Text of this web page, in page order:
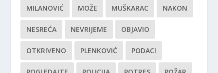
MILANOVIĆ MOŽE MUŠKARAC NAKON
NESREĆA NEVRIJEME OBJAVIO
OTKRIVENO PLENKOVIĆ PODACI